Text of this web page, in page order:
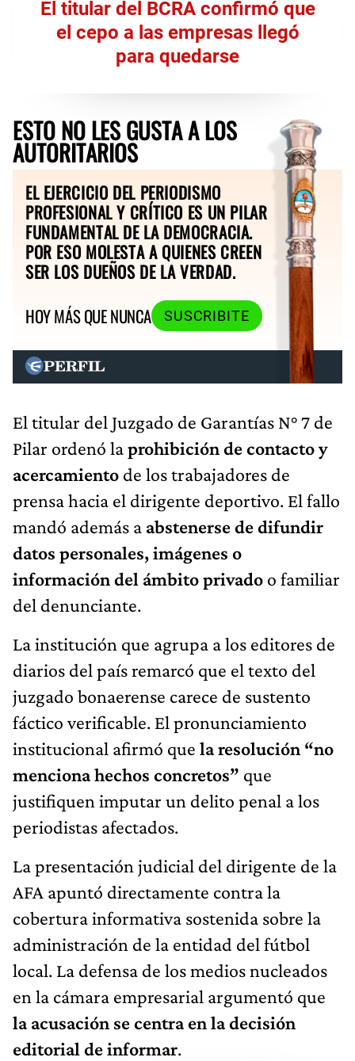
El titular del BCRA confirmó que
el cepo a las empresas llegó
para quedarse
ESTO NO LES GUSTA A LOS
AUTORITARIOS
EL EJERCICIO DEL PERIODISMO
PROFESIONAL Y CRÍTICO ES UN PILAR
FUNDAMENTAL DE LA DEMOCRACIA.
POR ESO MOLESTA A QUIENES CREEN
SER LOS DUEÑOS DE LA VERDAD.
HOY MÁS QUE NUNCA
SUSCRIBITE
El titular del Juzgado de Garantías N° 7 de
Pilar ordenó laprohibición de contacto y
acercamiento de los trabajadores de
prensa hacia el dirigente deportivo. El fallo
mandó además a abstenerse de difundir
datos personales, imágenes o
información del ámbito privado o familiar
del denunciante.
La institución que agrupa a los editores de
diarios del país remarcó que el texto del
juzgado bonaerense carece de sustento
fáctico verificable. El pronunciamiento
institucional afirmó que la resolución “no
menciona hechos concretos” que
justifiquen imputar un delito penal a los
periodistas afectados.
La presentación judicial del dirigente de la
AFA apuntó directamente contra la
cobertura informativa sostenida sobre la
administración de la entidad del fútbol
local. La defensa de los medios nucleados
en la cámara empresarial argumentó que
la acusación se centra en la decisión
editorial de informar.